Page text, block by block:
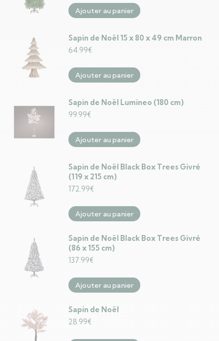
Ajouter au panier
Sapin de Noël 15 x 80 x 49 cm Marron
64.99€
Ajouter au panier
Sapin de Noël Lumineo (180 cm)
99.99€
Ajouter au panier
Sapin de Noël Black Box Trees Givré
(119 x 215 cm)
172.99€
Ajouter au panier
Sapin de Noël Black Box Trees Givré
(86 x 155 cm)
137.99€
Ajouter au panier
Sapin de Noël
28.99€